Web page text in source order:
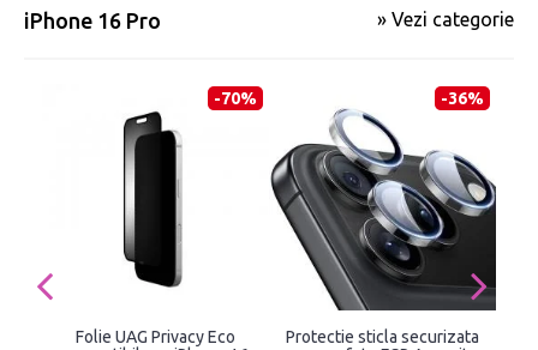
iPhone 16 Pro » Vezi categorie
-70%
Folie UAG Privacy Eco
-36%
Protectie sticla securizata